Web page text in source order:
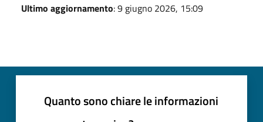
Ultimo aggiornamento: 9 giugno 2026, 15:09
Quanto sono chiare le informazioni